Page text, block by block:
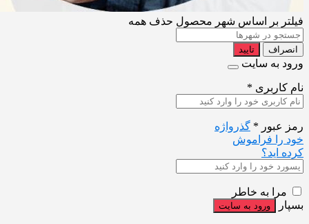
فیلتر بر اساس شهر محصول حذف همه
انصراف تایید
ورود به سایت
نام کاربری *
رمز عبور * گذرواژه
خود را فراموش
کرده اید؟
مرا به خاطر
بسپار